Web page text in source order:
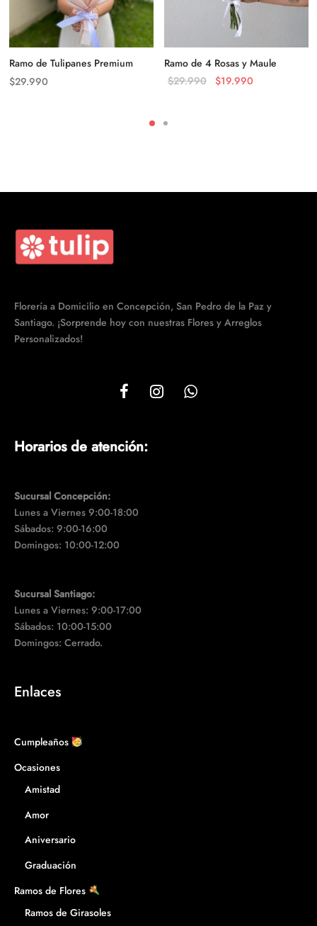
Ramo de Tulipanes Premium
$29.990
Ramo de 4 Rosas y Maule
$29.990
El precio
$19.990
Florería a Domicilio en Concepción, San Pedro de la Paz y
Santiago. ¡Sorprende hoy con nuestras Flores y Arreglos
Personalizados!
Horarios de atención:
Sucursal Concepción:
Lunes a Viernes 9:00-18:00
Sábados: 9:00-16:00
Domingos: 10:00-12:00
Sucursal Santiago:
Lunes a Viernes: 9:00-17:00
Sábados: 10:00-15:00
Domingos: Cerrado.
Enlaces
Cumpleaños
Ocasiones
Amistad
Amor
Aniversario
Graduación
Ramos de Flores
Ramos de Girasoles